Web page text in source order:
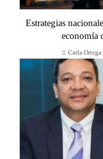
Estrategias
economía
Carla Ortega